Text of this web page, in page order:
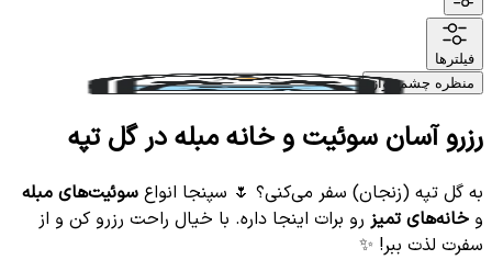
فیلترها
منظره چشم نواز
رزرو آسان سوئیت و خانه مبله در گل تپه
به گل تپه (زنجان) سفر می‌کنی؟ 🌷 سپنجا انواع سوئیت‌های مبله
و خانه‌های تمیز رو برات اینجا داره. با خیال راحت رزرو کن و از
سفرت لذت ببر! ✨